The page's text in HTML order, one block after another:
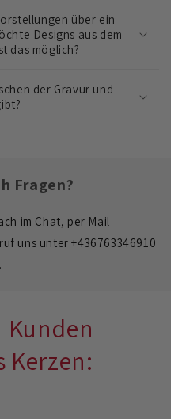
über ein
Designs aus dem
das möglich?
der Gravur und
Fragen?
im Chat, per Mail
uns unter +436763346910
Kunden
Kerzen: